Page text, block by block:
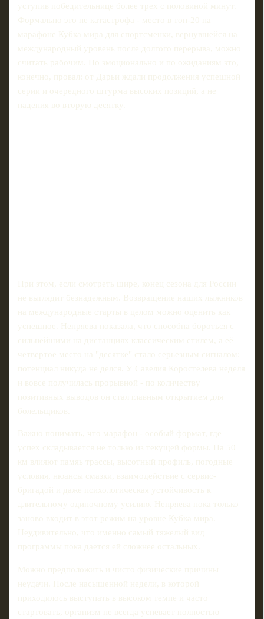
уступив победительнице более трех с половиной минут.
Формально это не катастрофа - место в топ-20 на
марафоне Кубка мира для спортсменки, вернувшейся на
международный уровень после долгого перерыва, можно
считать рабочим. Но эмоционально и по ожиданиям это,
конечно, провал: от Дарьи ждали продолжения успешной
серии и очередного штурма высоких позиций, а не
падения во вторую десятку.
При этом, если смотреть шире, конец сезона для России
не выглядит безнадежным. Возвращение наших лыжников
на международные старты в целом можно оценить как
успешное. Непряева показала, что способна бороться с
сильнейшими на дистанциях классическим стилем, а её
четвертое место на "десятке" стало серьезным сигналом:
потенциал никуда не делся. У Савелия Коростелева неделя
и вовсе получилась прорывной - по количеству
позитивных выводов он стал главным открытием для
болельщиков.
Важно понимать, что марафон - особый формат, где
успех складывается не только из текущей формы. На 50
км влияют памяь трассы, высотный профиль, погодные
условия, нюансы смазки, взаимодействие с сервис-
бригадой и даже психологическая устойчивость к
длительному одиночному усилию. Непряева пока только
заново входит в этот режим на уровне Кубка мира.
Неудивительно, что именно самый тяжелый вид
программы пока дается ей сложнее остальных.
Можно предположить и чисто физические причины
неудачи. После насыщенной недели, в которой
приходилось выступать в высоком темпе и часто
стартовать, организм не всегда успевает полностью